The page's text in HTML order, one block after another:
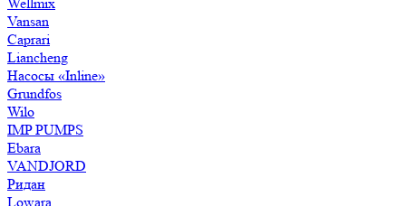
Vansan
Caprari
Liancheng
Насосы «Inline»
Grundfos
Wilo
IMP PUMPS
Ebara
VANDJORD
Ридан
Lowara